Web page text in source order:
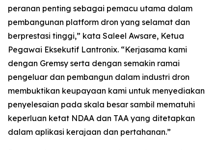
peranan penting sebagai pemacu utama dalam
pembangunan platform dron yang selamat dan
berprestasi tinggi,” kata Saleel Awsare, Ketua
Pegawai Eksekutif Lantronix. “Kerjasama kami
dengan Gremsy serta dengan semakin ramai
pengeluar dan pembangun dalam industri dron
membuktikan keupayaan kami untuk menyediakan
penyelesaian pada skala besar sambil mematuhi
keperluan ketat NDAA dan TAA yang ditetapkan
dalam aplikasi kerajaan dan pertahanan.”